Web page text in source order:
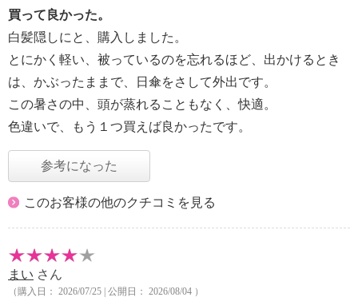
買って良かった。
白髪隠しにと、購入しました。
とにかく軽い、被っているのを忘れるほど、出かけるとき
は、かぶったままで、日傘をさして外出です。
この暑さの中、頭が蒸れることもなく、快適。
色違いで、もう１つ買えば良かったです。
参考になった
このお客様の他のクチコミを見る
まい さん
（購入日： 2026/07/25 | 公開日： 2026/08/04 ）